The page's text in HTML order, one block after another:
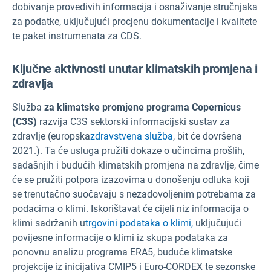
dobivanje provedivih informacija i osnaživanje stručnjaka
za podatke, uključujući procjenu dokumentacije i kvalitete
te paket instrumenata za CDS.
Ključne aktivnosti unutar klimatskih promjena i
zdravlja
Služba za klimatske promjene programa Copernicus
(C3S) razvija C3S sektorski informacijski sustav za
zdravlje (europskazdravstvena služba, bit će dovršena
2021.). Ta će usluga pružiti dokaze o učincima prošlih,
sadašnjih i budućih klimatskih promjena na zdravlje, čime
će se pružiti potpora izazovima u donošenju odluka koji
se trenutačno suočavaju s nezadovoljenim potrebama za
podacima o klimi. Iskorištavat će cijeli niz informacija o
klimi sadržanih utrgovini podataka o klimi, uključujući
povijesne informacije o klimi iz skupa podataka za
ponovnu analizu programa ERA5, buduće klimatske
projekcije iz inicijativa CMIP5 i Euro-CORDEX te sezonske